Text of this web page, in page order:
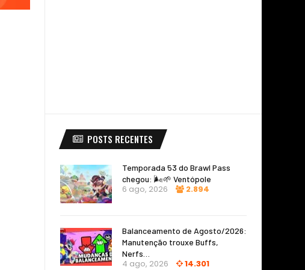
POSTS RECENTES
Temporada 53 do Brawl Pass
chegou: 🌬️🌱 Ventópole
6 ago, 2026 2.894
Balanceamento de Agosto/2026:
Manutenção trouxe Buffs,
Nerfs…
4 ago, 2026 14.301